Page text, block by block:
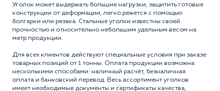
Уголок может выдержать большие нагрузки, защитить готовые
конструкции от деформации, легко режется с помощью
болгарки или резака. Стальные уголки известны своей
прочностью и относительно небольшим удельным весом на
метр продукции.
Для всех клиентов действуют специальные условия при заказе
товарных позиций от 1 тонны. Оплата продукции возможна
несколькими способами: наличный расчёт, безналичная
оплата и банковский перевод. Весь ассортимент уголков
имеет необходимые документы и сертификаты качества,